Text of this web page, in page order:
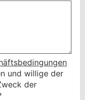
und willige der
der